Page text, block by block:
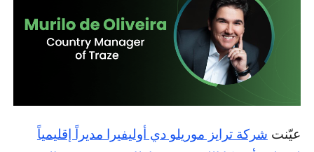
عيّنت شركة ترايز موريلو دي أوليفيرا مديراً إقليمياً